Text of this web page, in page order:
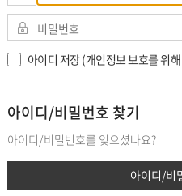
아이디 저장 (개인정보 보호를 위
아이디/비밀번호 찾기
아이디/비밀번호를 잊으셨나요?
아이디/비